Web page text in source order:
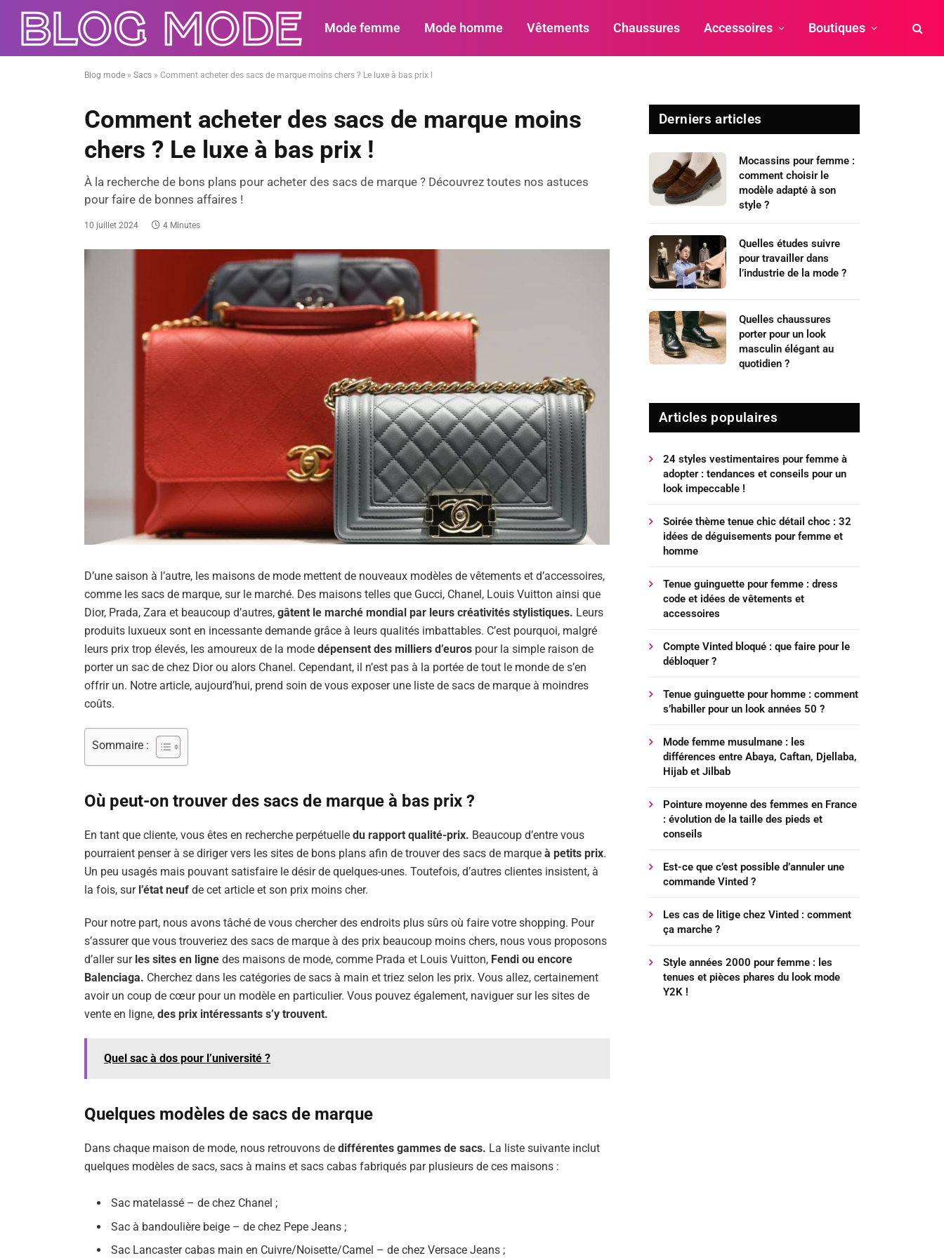
Mode femme Mode homme Vêtements Chaussures Accessoires Boutiques
Blog mode » Sacs » Comment acheter des sacs de marque moins chers ? Le luxe à bas prix !
Comment acheter des sacs de marque moins
chers ? Le luxe à bas prix !
À la recherche de bons plans pour acheter des sacs de marque ? Découvrez toutes nos astuces
pour faire de bonnes affaires !
10 juillet 2024 4 Minutes
D’une saison à l’autre, les maisons de mode mettent de nouveaux modèles de vêtements et d’accessoires,
comme les sacs de marque, sur le marché. Des maisons telles que Gucci, Chanel, Louis Vuitton ainsi que
Dior, Prada, Zara et beaucoup d’autres, gâtent le marché mondial par leurs créativités stylistiques. Leurs
produits luxueux sont en incessante demande grâce à leurs qualités imbattables. C’est pourquoi, malgré
leurs prix trop élevés, les amoureux de la mode dépensent des milliers d’euros pour la simple raison de
porter un sac de chez Dior ou alors Chanel. Cependant, il n’est pas à la portée de tout le monde de s’en
offrir un. Notre article, aujourd’hui, prend soin de vous exposer une liste de sacs de marque à moindres
coûts.
Sommaire :
Où peut-on trouver des sacs de marque à bas prix ?
En tant que cliente, vous êtes en recherche perpétuelle du rapport qualité-prix. Beaucoup d’entre vous
pourraient penser à se diriger vers les sites de bons plans afin de trouver des sacs de marque à petits prix.
Un peu usagés mais pouvant satisfaire le désir de quelques-unes. Toutefois, d’autres clientes insistent, à
la fois, sur l’état neuf de cet article et son prix moins cher.
Pour notre part, nous avons tâché de vous chercher des endroits plus sûrs où faire votre shopping. Pour
s’assurer que vous trouveriez des sacs de marque à des prix beaucoup moins chers, nous vous proposons
d’aller sur les sites en ligne des maisons de mode, comme Prada et Louis Vuitton, Fendi ou encore
Balenciaga. Cherchez dans les catégories de sacs à main et triez selon les prix. Vous allez, certainement
avoir un coup de cœur pour un modèle en particulier. Vous pouvez également, naviguer sur les sites de
vente en ligne, des prix intéressants s’y trouvent.
Quel sac à dos pour l’université ?
Quelques modèles de sacs de marque
Dans chaque maison de mode, nous retrouvons de différentes gammes de sacs. La liste suivante inclut
quelques modèles de sacs, sacs à mains et sacs cabas fabriqués par plusieurs de ces maisons :
Sac matelassé – de chez Chanel ;
Sac à bandoulière beige – de chez Pepe Jeans ;
Sac Lancaster cabas main en Cuivre/Noisette/Camel – de chez Versace Jeans ;
Derniers articles
Mocassins pour femme :
comment choisir le
modèle adapté à son
style ?
Quelles études suivre
pour travailler dans
l’industrie de la mode ?
Quelles chaussures
porter pour un look
masculin élégant au
quotidien ?
Articles populaires
24 styles vestimentaires pour femme à
adopter : tendances et conseils pour un
look impeccable !
Soirée thème tenue chic détail choc : 32
idées de déguisements pour femme et
homme
Tenue guinguette pour femme : dress
code et idées de vêtements et
accessoires
Compte Vinted bloqué : que faire pour le
débloquer ?
Tenue guinguette pour homme : comment
s’habiller pour un look années 50 ?
Mode femme musulmane : les
différences entre Abaya, Caftan, Djellaba,
Hijab et Jilbab
Pointure moyenne des femmes en France
: évolution de la taille des pieds et
conseils
Est-ce que c’est possible d’annuler une
commande Vinted ?
Les cas de litige chez Vinted : comment
ça marche ?
Style années 2000 pour femme : les
tenues et pièces phares du look mode
Y2K !